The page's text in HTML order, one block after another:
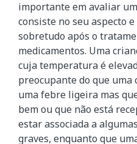
importante em avaliar
consiste no seu aspecto
sobretudo após o
medicamentos. Uma
cuja temperatura é
preocupante do que uma
uma febre ligeira mas
bem ou que não está
estar associada a
graves, enquanto que